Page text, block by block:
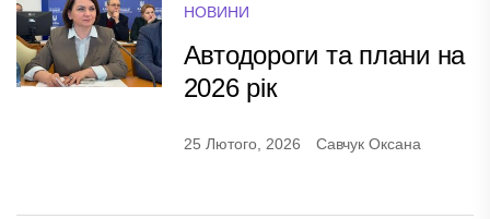
НОВИНИ
Автодороги та плани на
2026 рік
25 Лютого, 2026 Савчук Оксана